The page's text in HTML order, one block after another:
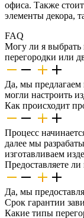
офиса. Также
элементы декора,
FAQ
Могу ли я выбрать
перегородки или
Да, мы
могли настроить
Как происходит
Процесс
далее мы
изготавливаем
Предоставляете
Да, мы
Срок гарантии
Какие типы